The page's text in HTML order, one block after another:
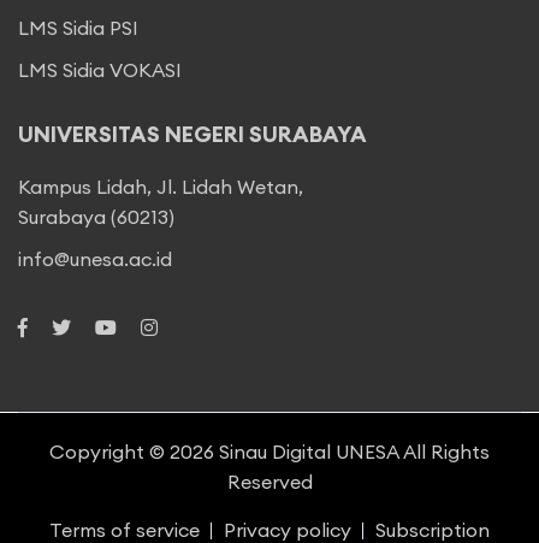
LMS Sidia PSI
LMS Sidia VOKASI
UNIVERSITAS NEGERI SURABAYA
Kampus Lidah, Jl. Lidah Wetan,
Surabaya (60213)
info@unesa.ac.id
Copyright © 2026 Sinau Digital UNESAAll Rights
Reserved
Terms of service
Privacy policy
Subscription